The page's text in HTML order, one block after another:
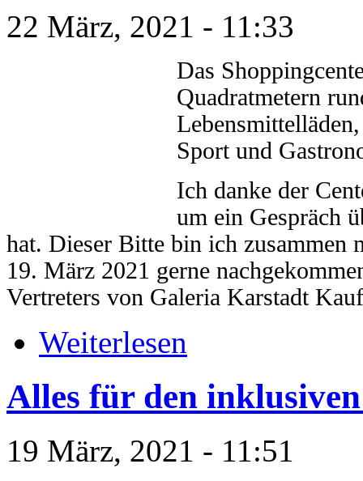
22 März, 2021 - 11:33
Das
Quadratmetern
Sport und
Ich danke der
um ein Gespräch
hat. Dieser Bitte bin ich
19. März 2021 gerne
Vertreters von Galeria Karstadt
Weiterlesen
Alles für den
19 März, 2021 - 11:51